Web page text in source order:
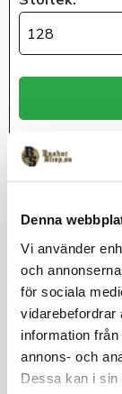
Denna
Vi använder
och
för sociala
vidarebefordrar
information
annons- och
Dessa kan i sin
128
Lagerstatus
Artikelnr
Zip hoodyn är ett
basketspelare
en riktigt skön
Ink klubbmärke
Storlekar Jr: 128,